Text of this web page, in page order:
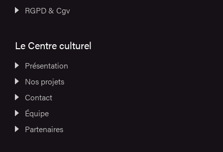
RGPD & Cgv
Le Centre culturel
Présentation
Nos projets
Contact
Équipe
Partenaires